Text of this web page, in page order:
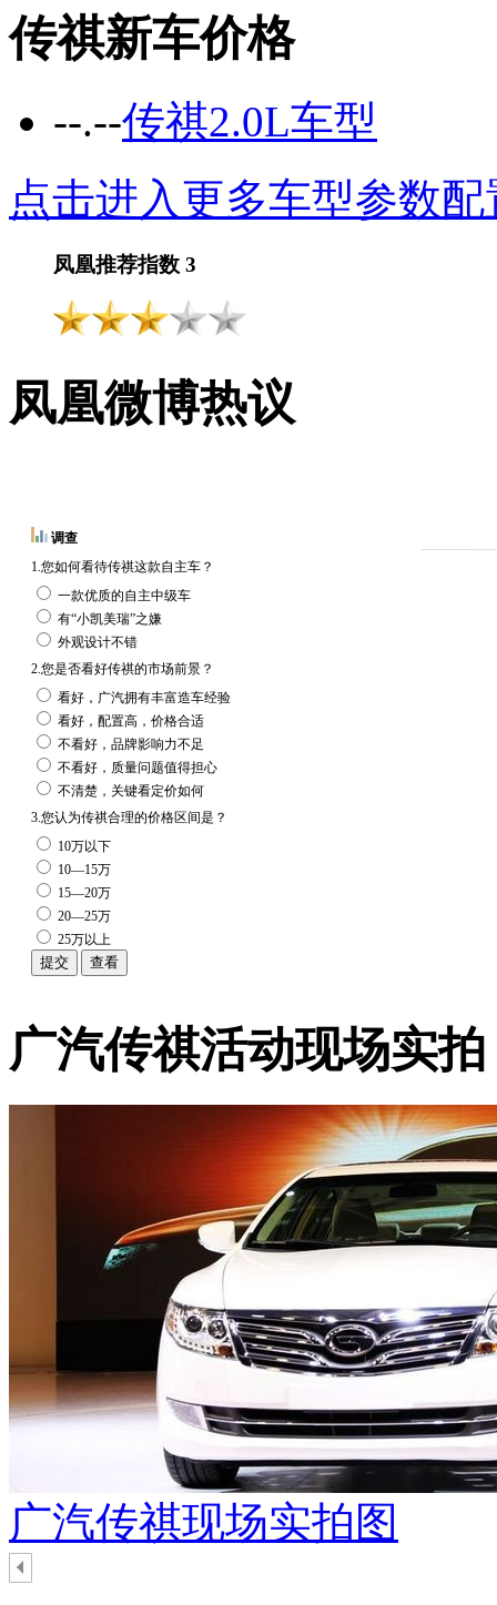
传祺新车价格
--.--传祺2.0L车型
点击进入更多车型参数配
凤凰推荐指数 3
凤凰微博热议
调查
1.您如何看待传祺这款自主车？
一款优质的自主中级车
有“小凯美瑞”之嫌
外观设计不错
2.您是否看好传祺的市场前景？
看好，广汽拥有丰富造车经验
看好，配置高，价格合适
不看好，品牌影响力不足
不看好，质量问题值得担心
不清楚，关键看定价如何
3.您认为传祺合理的价格区间是？
10万以下
10—15万
15—20万
20—25万
25万以上
广汽传祺活动现场实拍
广汽传祺现场实拍图